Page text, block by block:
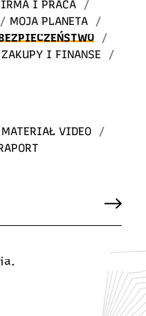
I PRACA
/
/ MOJA PLANETA
/
/
ZAKUPY I FINANSE
/
MATERIAŁ VIDEO
/